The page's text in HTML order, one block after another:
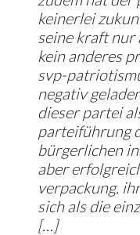
keinerlei
seine kraft nur
kein anderes
svp-
negativ
dieser partei
parteiführung
bürgerlichen
aber
verpackung.
sich als die
[…]